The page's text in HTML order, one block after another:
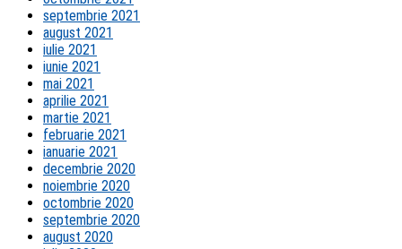
septembrie 2021
august 2021
iulie 2021
iunie 2021
mai 2021
aprilie 2021
martie 2021
februarie 2021
ianuarie 2021
decembrie 2020
noiembrie 2020
octombrie 2020
septembrie 2020
august 2020